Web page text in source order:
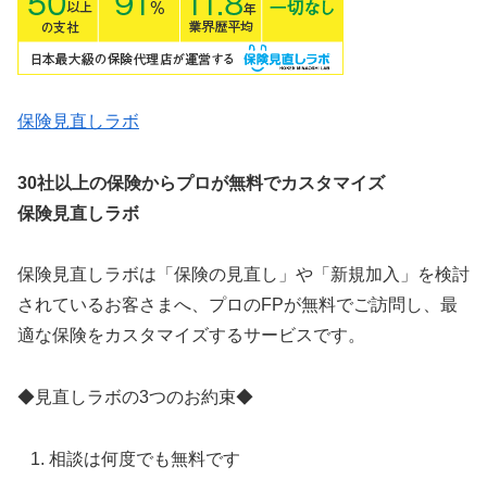
保険見直しラボ
30社以上の保険からプロが無料でカスタマイズ
保険見直しラボ
保険見直しラボは「保険の見直し」や「新規加入」を検討
されているお客さまへ、プロのFPが無料でご訪問し、最
適な保険をカスタマイズするサービスです。
◆見直しラボの3つのお約束◆
相談は何度でも無料です